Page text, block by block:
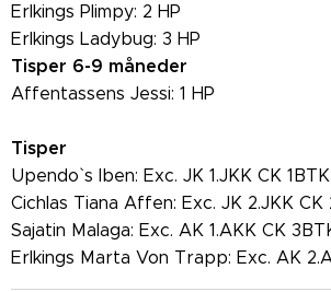
Erlkings Plimpy: 2 HP
Erlkings Ladybug: 3 HP
Tisper 6-9 måneder
Affentassens Jessi: 1 HP
Tisper
Upendo` s Iben: Exc. JK 1.JKK CK
Cichlas Tiana Affen: Exc. JK 2.JKK CK
Sajatin Malaga: Exc. AK 1.AKK CK
Erlkings Marta Von Trapp: Exc. AK